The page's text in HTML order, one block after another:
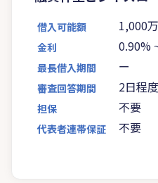
借入可能額 1,000
金利 0.90%
最長借入期間 ー
審査回答期間 2日程度
担保 不要
代表者連帯保証 不要